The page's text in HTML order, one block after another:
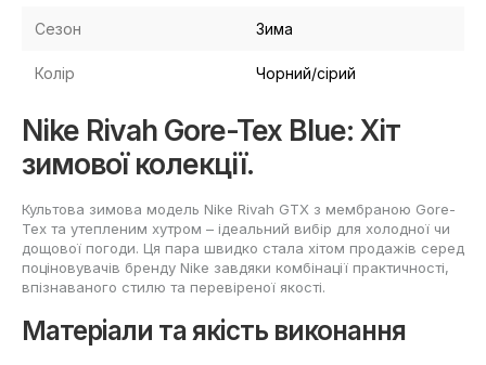
Сезон Зима
Колір Чорний/сірий
Nike Rivah Gore-Tex Blue: Хіт
зимової колекції.
Культова зимова модель Nike Rivah GTX з мембраною Gore-
Tex та утепленим хутром – ідеальний вибір для холодної чи
дощової погоди. Ця пара швидко стала хітом продажів серед
поціновувачів бренду Nike завдяки комбінації практичності,
впізнаваного стилю та перевіреної якості.
Матеріали та якість виконання